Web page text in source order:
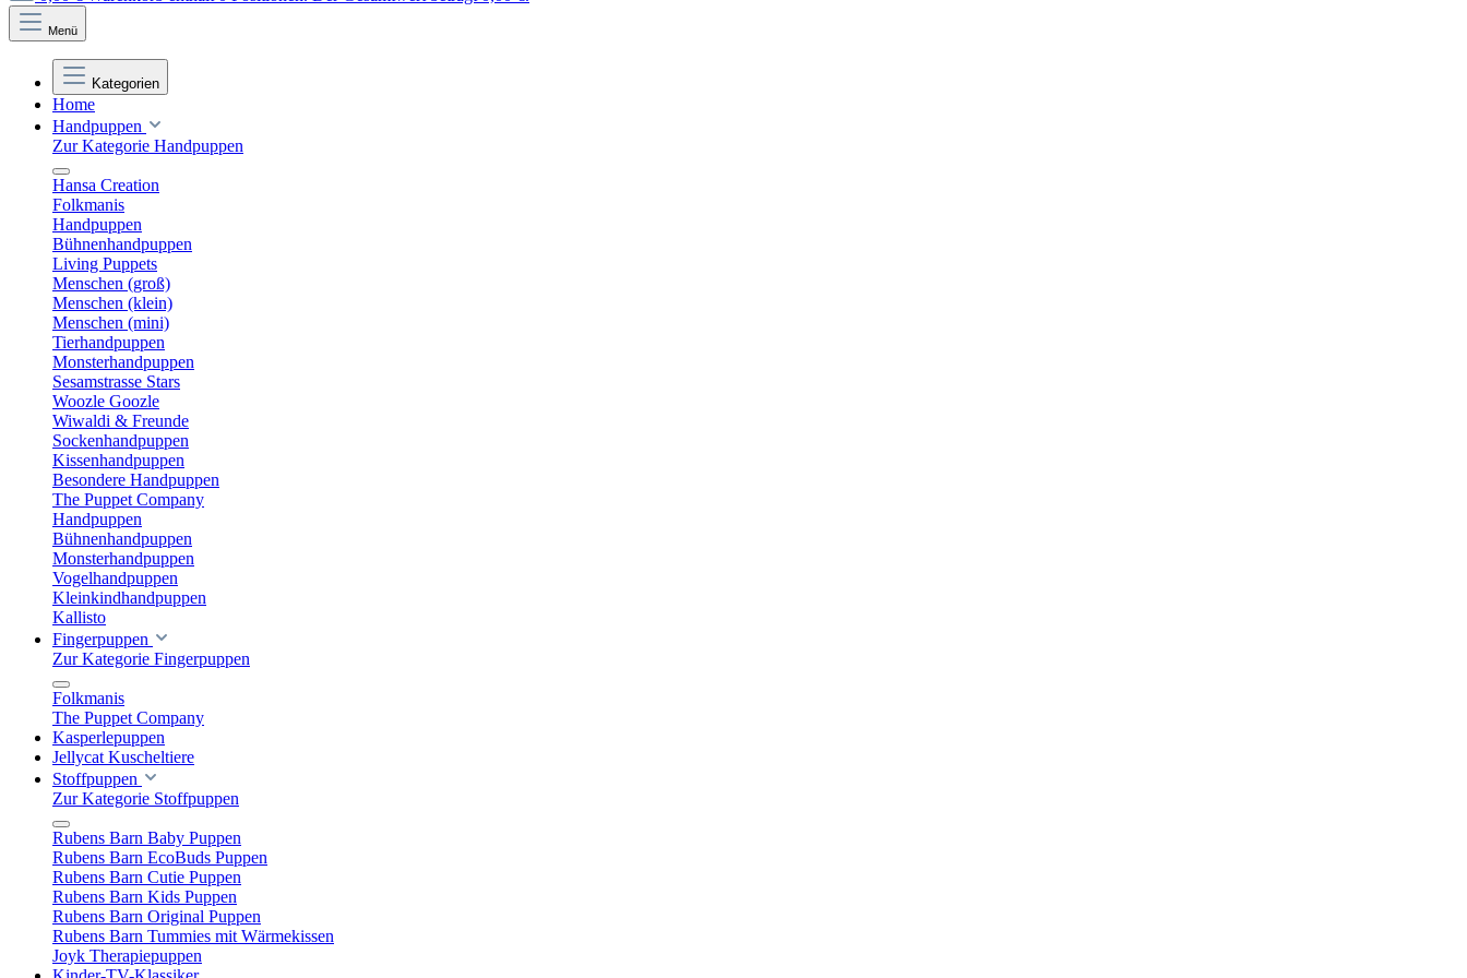
Menü
Kategorien
Home
Handpuppen
Zur Kategorie Handpuppen
Hansa Creation
Folkmanis
Handpuppen
Bühnenhandpuppen
Living Puppets
Menschen (groß)
Menschen (klein)
Menschen (mini)
Tierhandpuppen
Monsterhandpuppen
Sesamstrasse Stars
Woozle Goozle
Wiwaldi & Freunde
Sockenhandpuppen
Kissenhandpuppen
Besondere Handpuppen
The Puppet Company
Handpuppen
Bühnenhandpuppen
Monsterhandpuppen
Vogelhandpuppen
Kleinkindhandpuppen
Kallisto
Fingerpuppen
Zur Kategorie Fingerpuppen
Folkmanis
The Puppet Company
Kasperlepuppen
Jellycat Kuscheltiere
Stoffpuppen
Zur Kategorie Stoffpuppen
Rubens Barn Baby Puppen
Rubens Barn EcoBuds Puppen
Rubens Barn Cutie Puppen
Rubens Barn Kids Puppen
Rubens Barn Original Puppen
Rubens Barn Tummies mit Wärmekissen
Joyk Therapiepuppen